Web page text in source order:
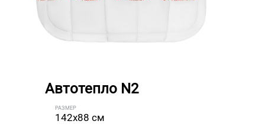
Автотепло N2
РАЗМЕР
142x88 см